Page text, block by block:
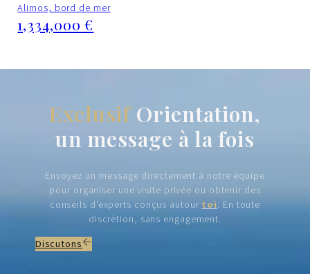
Alimos, bord de mer
1,334,000 €
ExclusifOrientation,
un message à la fois
Envoyez un message directement à notre équipe
pour organiser une visite privée ou obtenir des
conseils d'experts conçus autourtoi. En toute
discrétion, sans engagement.
Discutons